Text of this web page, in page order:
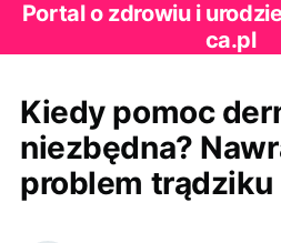
Portal o zdrowiu i
ca.pl
Kiedy pomoc
niezbędna?
problem trądziku